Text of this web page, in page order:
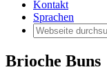
Kontakt
Sprachen
Brioche Buns